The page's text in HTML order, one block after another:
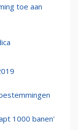
toe aan
1000 banen'